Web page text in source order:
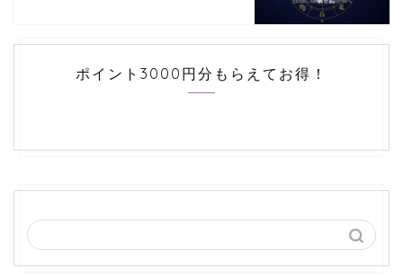
ポイント3000円分もらえてお得！